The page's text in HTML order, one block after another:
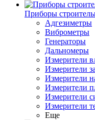
Приборы
Адгезиметры
Виброметры
Генераторы
Дальномеры
Измерители
Измерители
Измерители
Измерители
Измерители
Измерители
Еще